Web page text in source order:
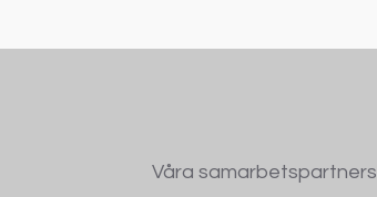
Våra samarbetspartners